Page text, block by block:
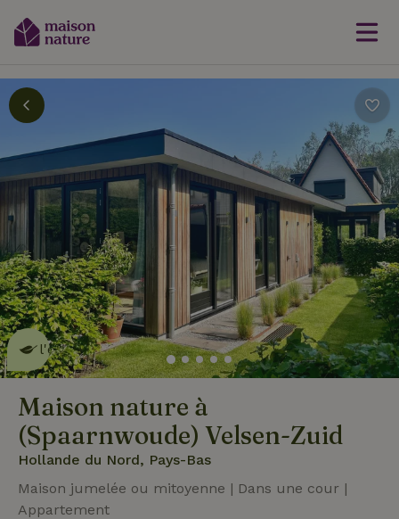
Cette Maison Nature fait de
l'effeten savoir plus
Maison nature à
(Spaarnwoude) Velsen-Zuid
Hollande du Nord, Pays-Bas
Maison jumelée ou mitoyenne | Dans une cour |
Appartement